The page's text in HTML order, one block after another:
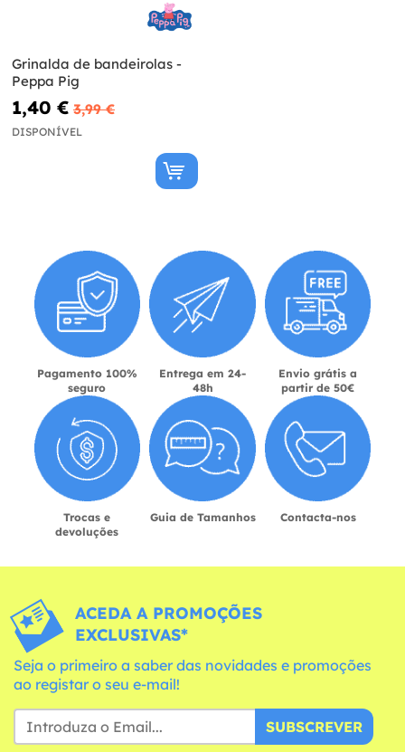
Grinalda de bandeirolas -
Peppa Pig
1,40 € 3,99 €
DISPONÍVEL
Pagamento 100%
seguro
Entrega em 24-
48h
Envio grátis a
partir de 50€
Trocas e
devoluções
Guia de Tamanhos Contacta-nos
ACEDA A PROMOÇÕES
EXCLUSIVAS*
Seja o primeiro a saber das novidades e promoções
ao registar o seu e-mail!
SUBSCREVER